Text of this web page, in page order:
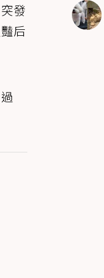
發
后